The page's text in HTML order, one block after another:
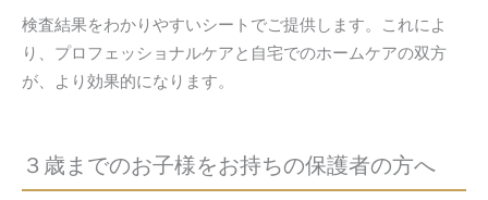
検査結果をわかりやすいシートでご提供します。これによ
り、プロフェッショナルケアと自宅でのホームケアの双方
が、より効果的になります。
３歳までのお子様をお持ちの保護者の方へ